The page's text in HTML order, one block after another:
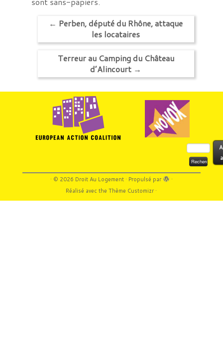
← Perben, député du Rhône, attaque
les locataires
Terreur au Camping du Château
d’Alincourt →
Rechercher :
· © 2026 Droit Au Logement· Propulsé par
·
Réalisé avec theThème Customizr·